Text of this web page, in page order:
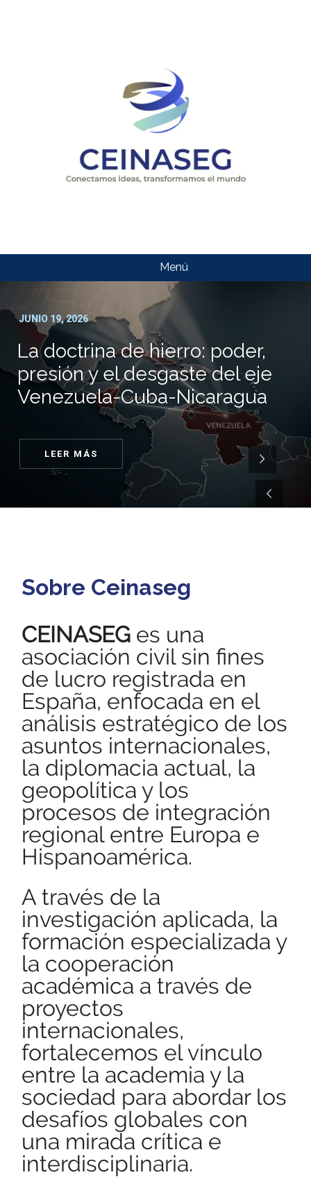
CEINASEG
Menú
La doctrina de hierro: poder,
presión y el desgaste del eje
Venezuela-Cuba-Nicaragua
JUNIO 19, 2026
LEER MÁS
Sobre Ceinaseg
CEINASEG es una
asociación civil sin fines
de lucro registrada en
España, enfocada en el
análisis estratégico de los
asuntos internacionales,
la diplomacia actual, la
geopolítica y los
procesos de integración
regional entre Europa e
Hispanoamérica.
A través de la
investigación aplicada, la
formación especializada y
la cooperación
académica a través de
proyectos
internacionales,
fortalecemos el vínculo
entre la academia y la
sociedad para abordar los
desafíos globales con
una mirada crítica e
interdisciplinaria.